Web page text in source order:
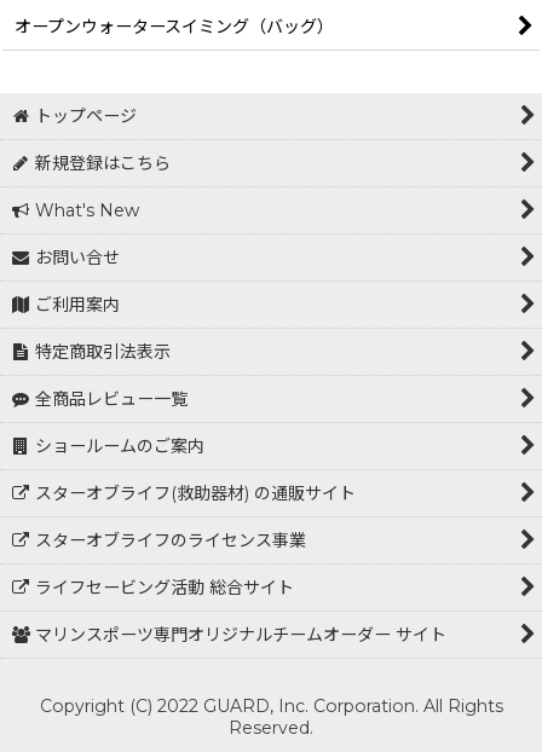
オープンウォータースイミング（バッグ）
トップページ
新規登録はこちら
What's New
お問い合せ
ご利用案内
特定商取引法表示
全商品レビュー一覧
ショールームのご案内
スターオブライフ(救助器材) の通販サイト
スターオブライフのライセンス事業
ライフセービング活動 総合サイト
マリンスポーツ専門オリジナルチームオーダー サイト
Copyright (C) 2022 GUARD, Inc. Corporation. All Rights
Reserved.